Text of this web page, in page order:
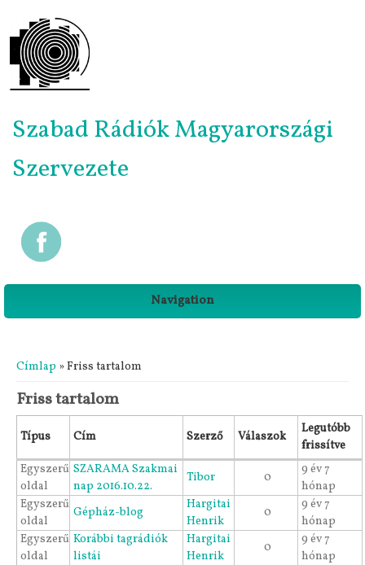
Szabad Rádiók Magyarországi
Szervezete
Navigation
Jelenlegi hely
Címlap » Friss tartalom
Friss tartalom
Típus Cím Szerző Válaszok
Legutóbb
frissítve
Egyszerű
oldal
SZARAMA Szakmai
nap 2016.10.22.
Tibor 0
9 év 7
hónap
Egyszerű
oldal
Gépház-blog
Hargitai
Henrik
0
9 év 7
hónap
Egyszerű
oldal
Korábbi tagrádiók
listái
Hargitai
Henrik
0
9 év 7
hónap